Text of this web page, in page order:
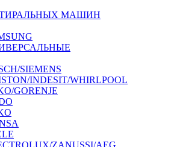
СТИРАЛЬНЫХ МАШИН
SIEMENS
INDESIT/WHIRLPOOL
GORENJE
ZANUSSI/AEG